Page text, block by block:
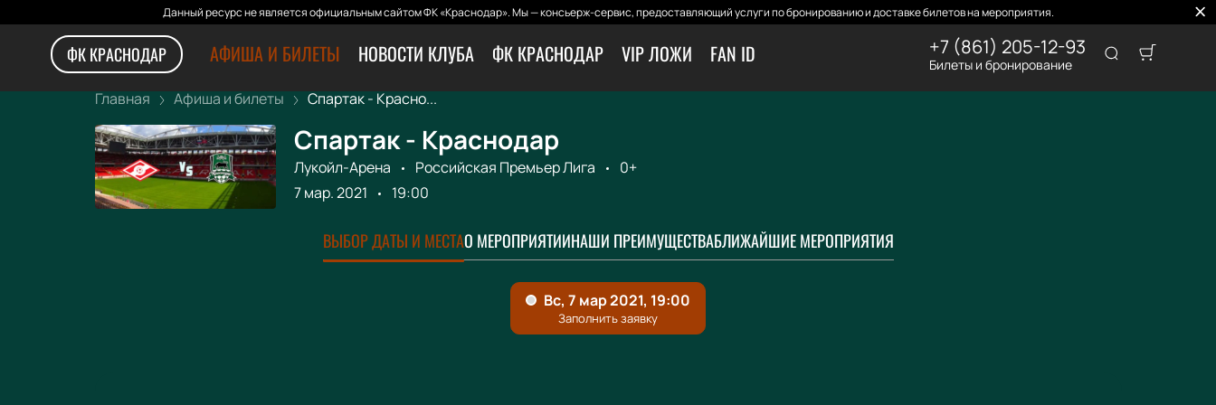
Данный ресурс не является официальным сайтом ФК «Краснодар». Мы — консьерж-сервис, предоставляющий услуги по бронированию и доставке билетов на мероприятия.
ФК КРАСНОДАР АФИША И БИЛЕТЫ НОВОСТИ КЛУБА ФК КРАСНОДАР VIP ЛОЖИ FAN ID +7 (861) 205-12-93
Билеты и бронирование
Главная Афиша и билеты Спартак - Красно...
Спартак - Краснодар
Лукойл-Арена Российская Премьер Лига
0+
7 мар. 2021
19:00
ВЫБОР ДАТЫ И МЕСТАО МЕРОПРИЯТИИНАШИ ПРЕИМУЩЕСТВАБЛИЖАЙШИЕ МЕРОПРИЯТИЯ